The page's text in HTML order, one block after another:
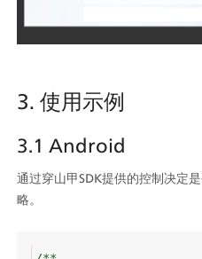
3. 使用示例
3.1 Android
通过穿山甲SDK提供的控制决定
略。